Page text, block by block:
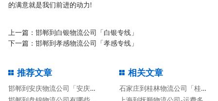
的满意就是我们前进的动力!
上一篇：邯郸到白银物流公司「白银专线」
下一篇：邯郸到孝感物流公司「孝感专线」
推荐文章
邯郸到安庆物流公司「安庆专线」
相关文章
石家庄到桂林物流公司「桂林专线」